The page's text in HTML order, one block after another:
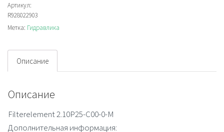
C00-
0-
M
element
Артикул:
R928022903
Метка: Гидравлика
Описание
Описание
Filterelement 2.10P25-C00-0-M
Дополнительная информация: